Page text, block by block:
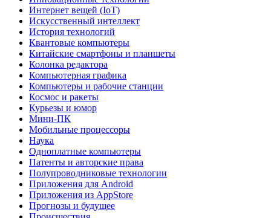
Интернет вещей (IoT)
Искусственный интеллект
История технологий
Квантовые компьютеры
Китайские смартфоны и планшеты
Колонка редактора
Компьютерная графика
Компьютеры и рабочие станции
Космос и ракеты
Курьезы и юмор
Мини-ПК
Мобильные процессоры
Наука
Одноплатные компьютеры
Патенты и авторские права
Полупроводниковые технологии
Приложения для Android
Приложения из AppStore
Прогнозы и будущее